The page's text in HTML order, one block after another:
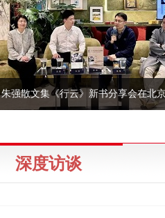
朱强散文集《行云》新书分享会在北
深度访谈